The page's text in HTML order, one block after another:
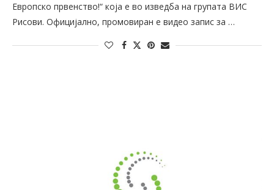
Европско првенство!“ која е во изведба на групата ВИС
Рисови. Официјално, промовиран е видео запис за …